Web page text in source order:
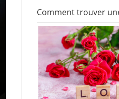
Comment trouver